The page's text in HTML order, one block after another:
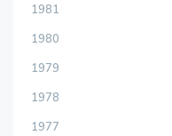
1981
1980
1979
1978
1977